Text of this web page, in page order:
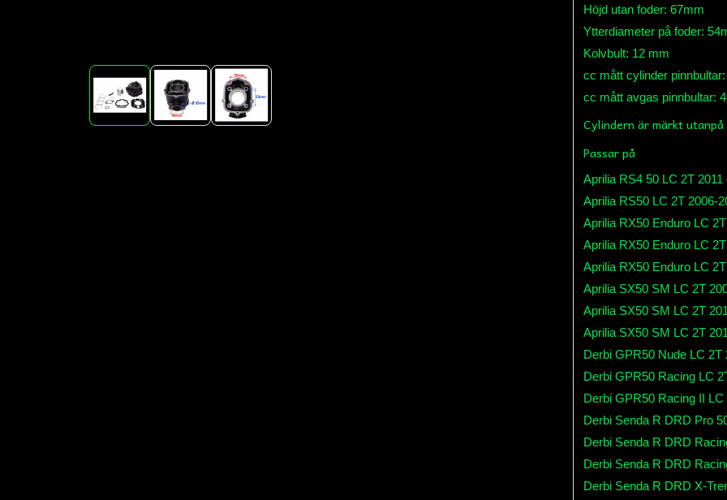
Höjd utan foder: 67mm
Ytterdiameter på foder:
Kolvbult: 12 mm
cc mått cylinder
cc mått avgas pinnbultar:
Cylindern är märkt utanpå
Passar på
Aprilia RS4 50 LC 2T
Aprilia RS50 LC 2T 2006-
Aprilia RX50 Enduro LC
Aprilia RX50 Enduro LC
Aprilia RX50 Enduro LC
Aprilia SX50 SM LC 2T
Aprilia SX50 SM LC 2T
Aprilia SX50 SM LC 2T
Derbi GPR50 Nude LC 2T
Derbi GPR50 Racing LC
Derbi GPR50 Racing II
Derbi Senda R DRD Pro
Derbi Senda R DRD
Derbi Senda R DRD
Derbi Senda R DRD X-